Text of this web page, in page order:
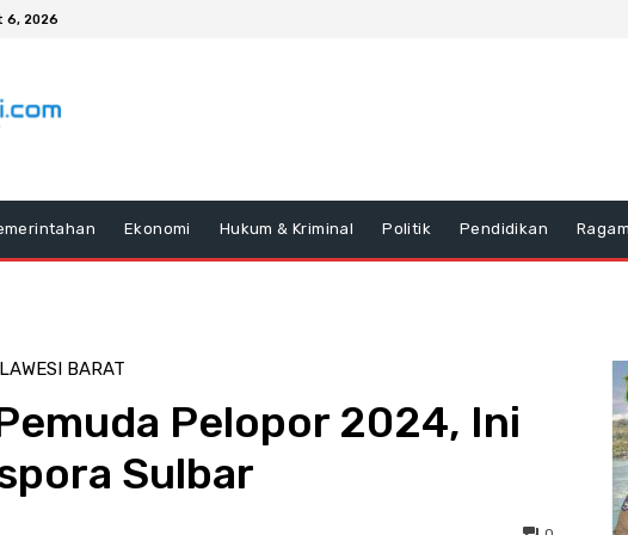
6, 2026
Ekonomi Hukum & Kriminal Politik Pendidikan
BARAT
Pelopor 2024, Ini
Sulbar